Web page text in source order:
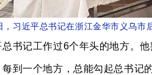
习近平总书记在浙江金华市义乌市
书记工作过6个年头的地方。
到一个地方，总能勾起总书记